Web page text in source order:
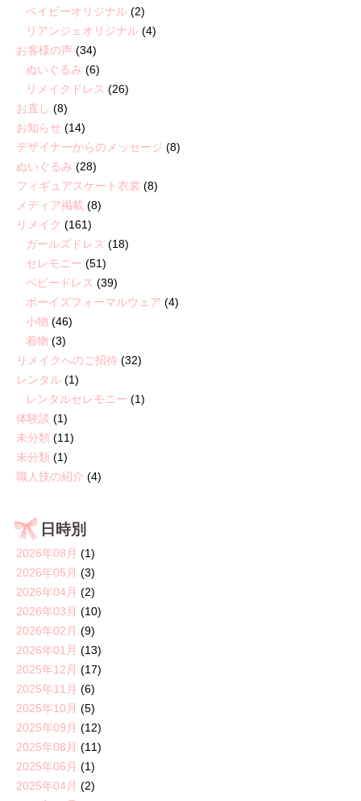
ベイビーオリジナル (2)
リアンジェオリジナル (4)
お客様の声 (34)
ぬいぐるみ (6)
リメイクドレス (26)
お直し (8)
お知らせ (14)
デザイナーからのメッセージ (8)
ぬいぐるみ (28)
フィギュアスケート衣裳 (8)
メディア掲載 (8)
リメイク (161)
ガールズドレス (18)
セレモニー (51)
ベビードレス (39)
ボーイズフォーマルウェア (4)
小物 (46)
着物 (3)
リメイクへのご招待 (32)
レンタル (1)
レンタルセレモニー (1)
体験談 (1)
未分類 (11)
未分類 (1)
職人技の紹介 (4)
日時別
2026年08月 (1)
2026年05月 (3)
2026年04月 (2)
2026年03月 (10)
2026年02月 (9)
2026年01月 (13)
2025年12月 (17)
2025年11月 (6)
2025年10月 (5)
2025年09月 (12)
2025年08月 (11)
2025年06月 (1)
2025年04月 (2)